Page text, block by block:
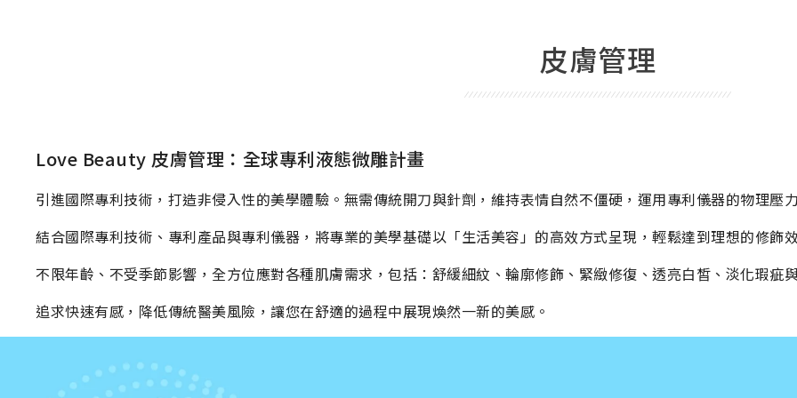
皮膚管理
Love Beauty 皮膚管理：全球專利液態微雕計畫
引進國際專利技術，打造非侵入性的美學體驗。無需傳統開刀與針劑，維持表情自然不僵硬，運用專利儀器的物理壓
結合國際專利技術、專利產品與專利儀器，將專業的美學基礎以「生活美容」的高效方式呈現，輕鬆達到理想的修飾
不限年齡、不受季節影響，全方位應對各種肌膚需求，包括：舒緩細紋、輪廓修飾、緊緻修復、透亮白皙、淡化瑕疵
追求快速有感，降低傳統醫美風險，讓您在舒適的過程中展現煥然一新的美感。